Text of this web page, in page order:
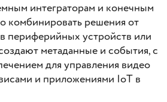
интеграторам и конечным
комбинировать решения от
периферийных устройств или
метаданные и события, с
для управления видео
и приложениями IoT в